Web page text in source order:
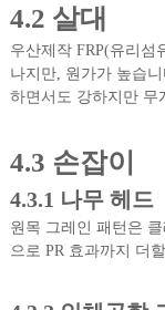
4.2 살대
우산제작 FRP(유리섬
나지만, 원가가 높습
하면서도 강하지만 무
4.3 손잡이
4.3.1 나무 헤드
원목 그레인 패턴은
으로 PR 효과까지 더